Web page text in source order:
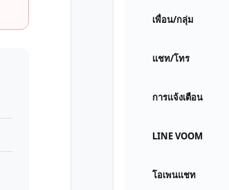
เพื่อน/กลุ่ม
แชท/โทร
การแจ้งเตือน
LINE VOOM
โอเพนแชท